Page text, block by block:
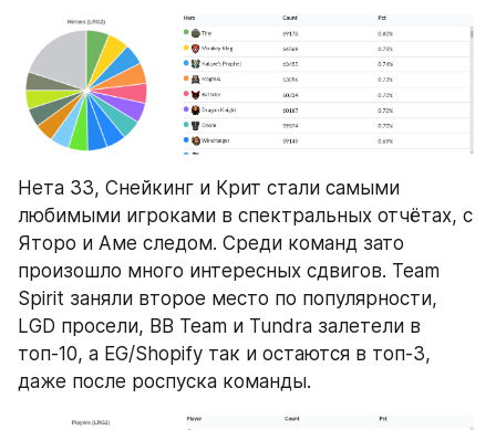
Нета 33, Снейкинг и Крит стали самыми
любимыми игроками в спектральных отчётах, с
Яторо и Аме следом. Среди команд зато
произошло много интересных сдвигов. Team
Spirit заняли второе место по популярности,
LGD просели, BB Team и Tundra залетели в
топ-10, а EG/Shopify так и остаются в топ-3,
даже после роспуска команды.